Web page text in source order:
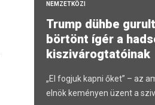
NEMZETKÖZI
Trump dühbe
börtönt ígér a
kiszivárogtatóinak
„El fogjuk kapni őket” – az
elnök keményen üzent a